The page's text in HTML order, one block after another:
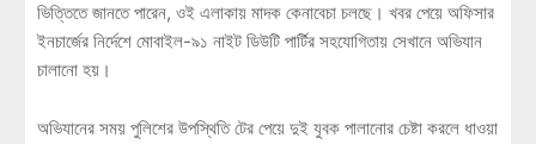
ভিত্তিতে জানতে পারেন, ওই এলাকায় মাদক কেনাবেচা চলছে। খবর পেয়ে অফিসার
ইনচার্জের নির্দেশে মোবাইল-৯১ নাইট ডিউটি পার্টির সহযোগিতায় সেখানে অভিযান
চালানো হয়।
অভিযানের সময় পুলিশের উপস্থিতি টের পেয়ে দুই যুবক পালানোর চেষ্টা করলে ধাওয়া